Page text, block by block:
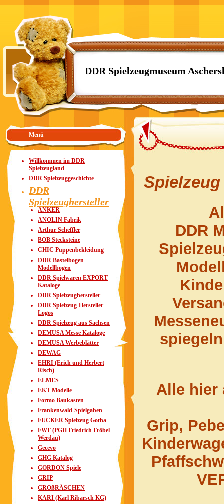
DDR Spielzeugmuseum
Menü
Willkommen im DDR
Spielzeugland
DDR Spielzeuggeschichte
DDR
Spielzeughersteller
ANKER
ANOLIN Fabrik
Arthur Scheffler
BOB Stecksteine
CHIC Puppenbekleidung
DDR Bastelbogen
Modellbogen
DDR Spielwaren EXPORT
Kataloge
DDR Spielzeughersteller
DDR Spielzeug-Hersteller
Logos
DDR Spielzeug aus Sachsen
DEMUSA Messe Kataloge
DEMUSA Werbeblätter
DEWAG
EHRI (Erich und Herbert
Risch)
ELMES
EKT Modelle
Formo Baukasten
Frankenwald-Spielgaben
FUCKER Spielzeug Gotha
FWF (PGH Friedrich Fröbel
Werdau)
Gecevo
GHG Katalog
GORDON Spiele
GRIP
GROßRÄSCHEN
KARI (Karl Ribarsch KG)
DDR
Alle hier
Grip,